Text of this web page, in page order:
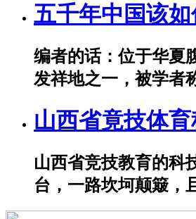
五千年中国该
编者的话：位于华夏
发祥地之一，被学者
山西省竟技体
山西省竞技教育的科
台，一路坎坷颠簸，